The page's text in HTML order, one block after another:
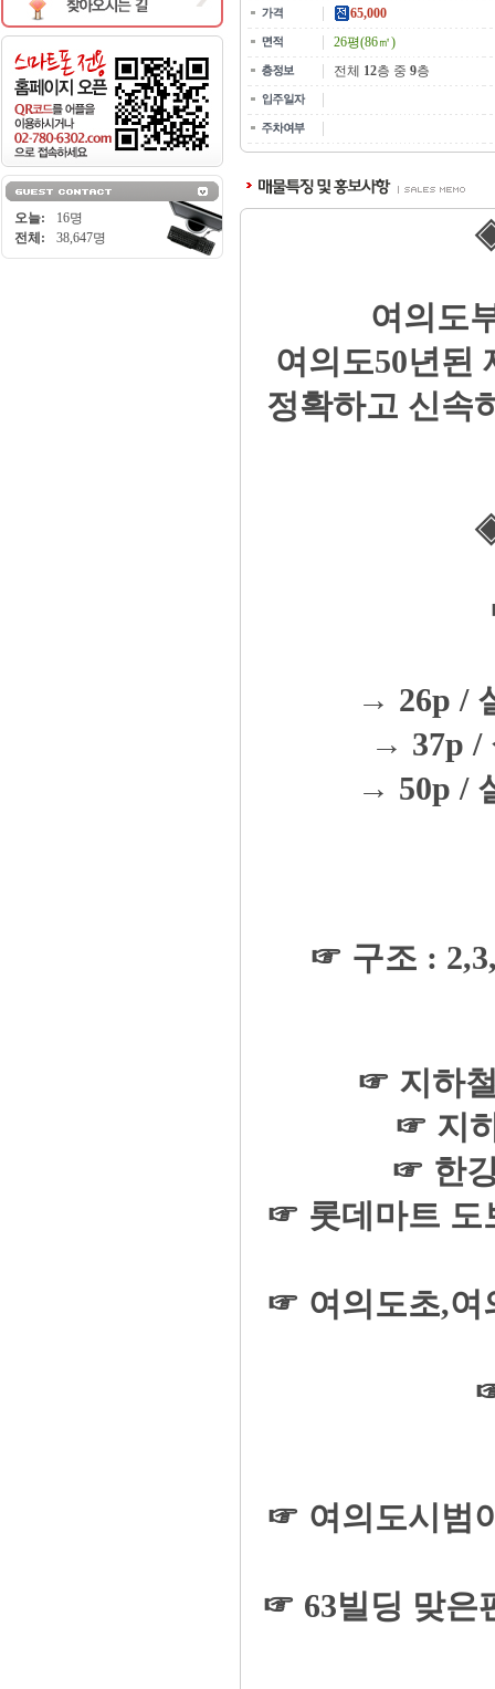
오늘:
16명
전체:
38,647명
65,000
26평(86㎡)
전체 12층 중 9층
여의도
여의도50년된
정확하고 신속
→ 26p /
→ 37p /
→ 50p /
☞ 구조 :
☞ 지하
☞ 지
☞ 한
☞ 롯데마트 도
☞ 여의도초,여
☞ 여의도시범
☞ 63빌딩 맞은